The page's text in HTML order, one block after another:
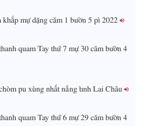
mự dặng căm 1 bườn 5 pì 2022
quam Tay thứ 7 mự 30 căm bườn 4
pu xùng nhất nẳng tỉnh Lai Châu
quam Tay thứ 6 mự 29 căm bườn 4